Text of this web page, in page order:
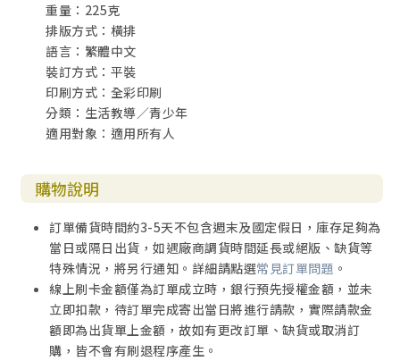
重量：225克
排版方式：橫排
語言：繁體中文
裝訂方式：平裝
印刷方式：全彩印刷
分類：生活教導／青少年
適用對象：適用所有人
購物說明
訂單備貨時間約3-5天不包含週末及國定假日，庫存足夠為
當日或隔日出貨，如遇廠商調貨時間延長或絕版、缺貨等
特殊情況，將另行通知。詳細請點選常見訂單問題 。
線上刷卡金額僅為訂單成立時，銀行預先授權金額，並未
立即扣款，待訂單完成寄出當日將進行請款，實際請款金
額即為出貨單上金額，故如有更改訂單、缺貨或取消訂
購，皆不會有刷退程序產生。